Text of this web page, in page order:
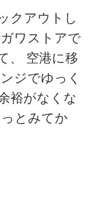
クアウトし
ワストアで
、 空港に移
ジでゆっく
裕がなくな
とみてか